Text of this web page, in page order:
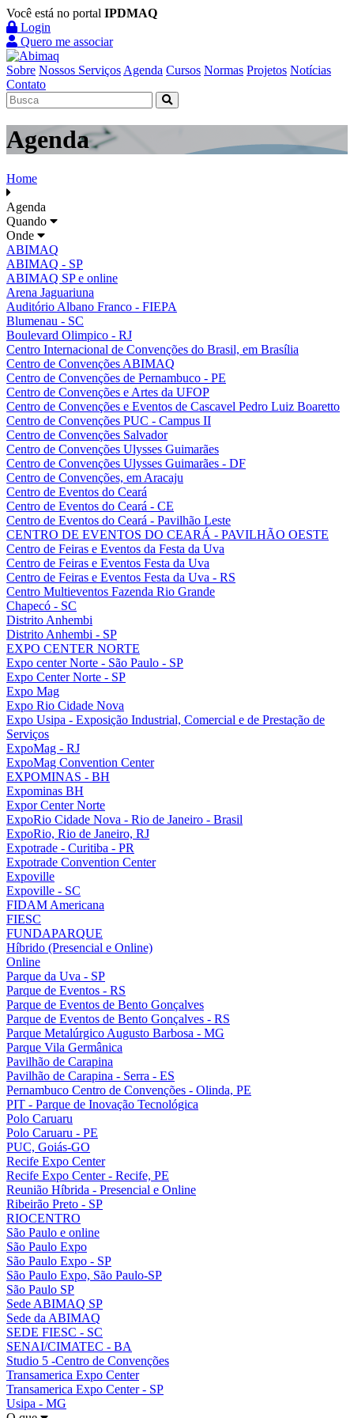
Você está no portal IPDMAQ
Login
Quero me associar
Sobre Nossos Serviços Agenda Cursos Normas Projetos Notícias
Contato
Agenda
Home
Agenda
Quando
Onde
ABIMAQ
ABIMAQ - SP
ABIMAQ SP e online
Arena Jaguariuna
Auditório Albano Franco - FIEPA
Blumenau - SC
Boulevard Olimpico - RJ
Centro Internacional de Convenções do Brasil, em Brasília
Centro de Convenções ABIMAQ
Centro de Convenções de Pernambuco - PE
Centro de Convenções e Artes da UFOP
Centro de Convenções e Eventos de Cascavel Pedro Luiz Boaretto
Centro de Convenções PUC - Campus II
Centro de Convenções Salvador
Centro de Convenções Ulysses Guimarães
Centro de Convenções Ulysses Guimarães - DF
Centro de Convenções, em Aracaju
Centro de Eventos do Ceará
Centro de Eventos do Ceará - CE
Centro de Eventos do Ceará - Pavilhão Leste
CENTRO DE EVENTOS DO CEARÁ - PAVILHÃO OESTE
Centro de Feiras e Eventos da Festa da Uva
Centro de Feiras e Eventos Festa da Uva
Centro de Feiras e Eventos Festa da Uva - RS
Centro Multieventos Fazenda Rio Grande
Chapecó - SC
Distrito Anhembi
Distrito Anhembi - SP
EXPO CENTER NORTE
Expo center Norte - São Paulo - SP
Expo Center Norte - SP
Expo Mag
Expo Rio Cidade Nova
Expo Usipa - Exposição Industrial, Comercial e de Prestação de
Serviços
ExpoMag - RJ
ExpoMag Convention Center
EXPOMINAS - BH
Expominas BH
Expor Center Norte
ExpoRio Cidade Nova - Rio de Janeiro - Brasil
ExpoRio, Rio de Janeiro, RJ
Expotrade - Curitiba - PR
Expotrade Convention Center
Expoville
Expoville - SC
FIDAM Americana
FIESC
FUNDAPARQUE
Híbrido (Presencial e Online)
Online
Parque da Uva - SP
Parque de Eventos - RS
Parque de Eventos de Bento Gonçalves
Parque de Eventos de Bento Gonçalves - RS
Parque Metalúrgico Augusto Barbosa - MG
Parque Vila Germânica
Pavilhão de Carapina
Pavilhão de Carapina - Serra - ES
Pernambuco Centro de Convenções - Olinda, PE
PIT - Parque de Inovação Tecnológica
Polo Caruaru
Polo Caruaru - PE
PUC, Goiás-GO
Recife Expo Center
Recife Expo Center - Recife, PE
Reunião Híbrida - Presencial e Online
Ribeirão Preto - SP
RIOCENTRO
São Paulo e online
São Paulo Expo
São Paulo Expo - SP
São Paulo Expo, São Paulo-SP
São Paulo SP
Sede ABIMAQ SP
Sede da ABIMAQ
SEDE FIESC - SC
SENAI/CIMATEC - BA
Studio 5 -Centro de Convenções
Transamerica Expo Center
Transamerica Expo Center - SP
Usipa - MG